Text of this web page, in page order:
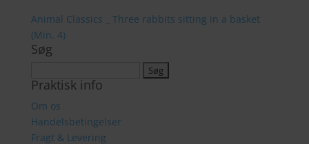
Animal Classics _ Three rabbits sitting in a basket
(Min. 4)
Søg
efter:
Praktisk info
Om os
Handelsbetingelser
Fragt & Levering